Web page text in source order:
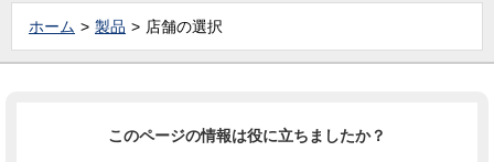
ホーム 製品 店舗の選択
このページの情報は役に立ちましたか？